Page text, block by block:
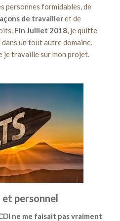
personnes formidables, de
de travailleret de
Fin Juillet 2018, je quitte
un tout autre domaine.
je travaille sur mon projet.
personnel
ne me faisait pas vraiment